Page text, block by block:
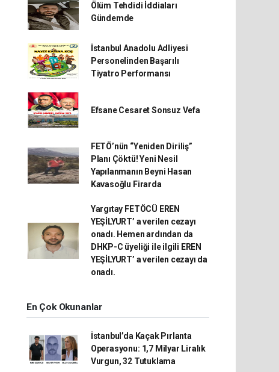
Ölüm Tehdidi İddiaları
Gündemde
İstanbul Anadolu Adliyesi
Personelinden Başarılı
Tiyatro Performansı
Efsane Cesaret Sonsuz Vefa
FETÖ’nün “Yeniden Diriliş”
Planı Çöktü! Yeni Nesil
Yapılanmanın Beyni Hasan
Kavasoğlu Firarda
Yargıtay FETÖCÜ EREN
YEŞİLYURT’ a verilen cezayı
onadı. Hemen ardından da
DHKP-C üyeliği ile ilgili EREN
YEŞİLYURT’ a verilen cezayı da
onadı.
En Çok Okunanlar
İstanbul’da Kaçak Pırlanta
Operasyonu: 1,7 Milyar Liralık
Vurgun, 32 Tutuklama